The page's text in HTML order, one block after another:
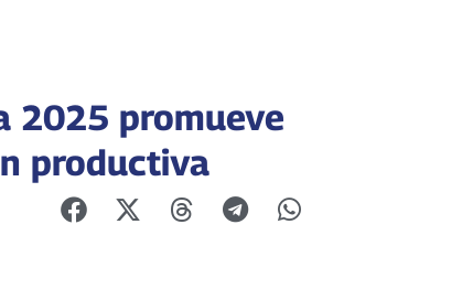
2025 promueve
productiva